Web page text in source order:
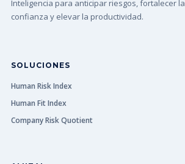
Inteligencia para anticipar riesgos, fortalecer la
confianza y elevar la productividad.
SOLUCIONES
Human Risk Index
Human Fit Index
Company Risk Quotient